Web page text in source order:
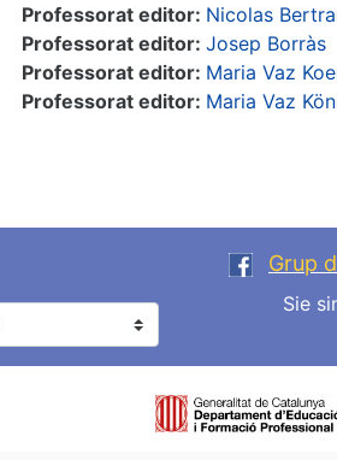
Professorat editor: Nicolas
Professorat editor: Josep Borràs
Professorat editor: Maria Vaz
Professorat editor: Maria Vaz
Grup
Sie